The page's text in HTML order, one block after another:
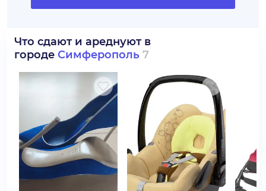
Что сдают и ареднуют в
городе Симферополь 7